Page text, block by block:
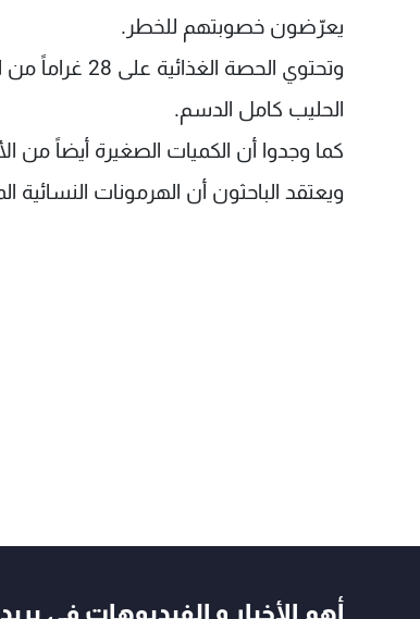
يعرّضون خصوبتهم للخطر.
وتحتوي
الحليب كامل الدسم.
كما وجدوا أن الكميات الصغيرة أيضاً من
ويعتقد الباحثون أن الهرمونات
أهم الأخبار و الفيديوهات في